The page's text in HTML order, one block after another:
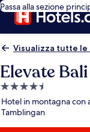
Passa alla sezione
Visualizza tutte
Elevate Bali
Struttura
a
4.5
stelle
Hotel in montagna con
Tamblingan